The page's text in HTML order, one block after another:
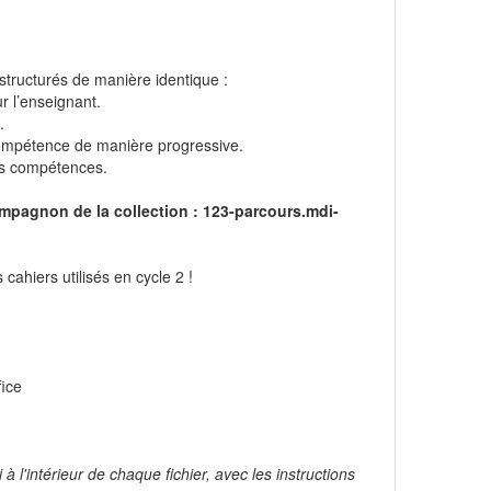
de manière identique :
l’enseignant.
de manière progressive.
compétences.
de la collection : 123-parcours.mdi-
utilisés en cycle 2 !
l'intérieur de chaque fichier, avec les instructions